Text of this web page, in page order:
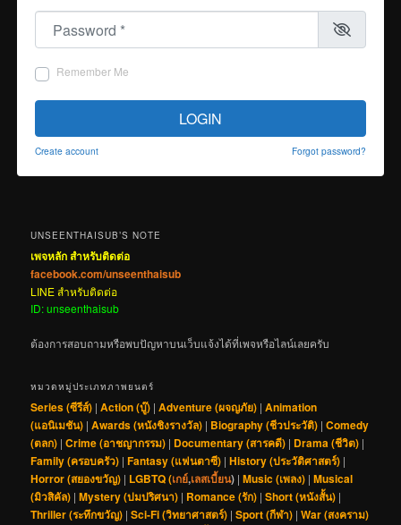
Password
Remember Me
LOGIN
Create account Forgot password?
UNSEENTHAISUB’S NOTE
เพจหลัก สำหรับติดต่อ
facebook.com/unseenthaisub
LINE สำหรับติดต่อ
ID: unseenthaisub
ต้องการสอบถามหรือพบปัญหาบนเว็บแจ้งได้ที่เพจหรือไลน์เลยครับ
หมวดหมู่ประเภทภาพยนตร์
Series (ซีรีส์) |Action (บู๊) |Adventure (ผจญภัย) |Animation
(แอนิเมชัน) |Awards (หนังชิงรางวัล) | Biography (ชีวประวัติ) |Comedy
(ตลก) |Crime (อาชญากรรม) | Documentary (สารคดี) | Drama (ชีวิต) |
Family (ครอบครัว) |Fantasy (แฟนตาซี) |History (ประวัติศาสตร์) |
Horror (สยองขวัญ) | LGBTQ (เกย์,เลสเบี้ยน) |Music (เพลง) |Musical
(มิวสิคัล) |Mystery (ปมปริศนา) | Romance (รัก) |Short (หนังสั้น) |
Thriller (ระทึกขวัญ) |Sci-Fi (วิทยาศาสตร์) |Sport (กีฬา) |War (สงคราม)